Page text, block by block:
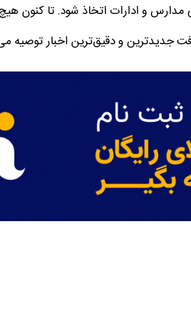
مدارس و ادارات اتخاذ شود.تا کنون
جدیدترین و دقیق‌ترین اخبار توصیه